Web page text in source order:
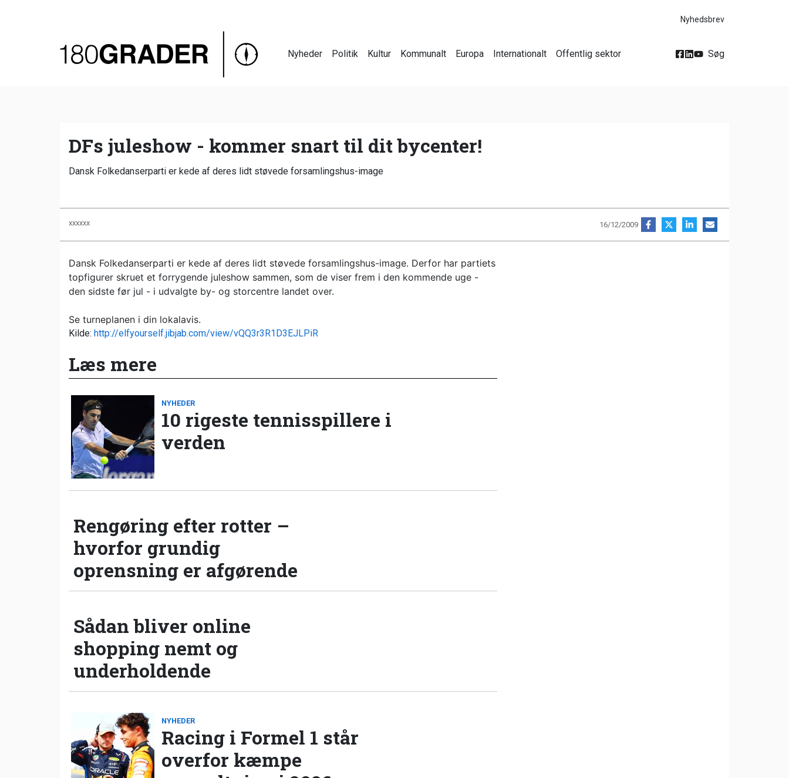
Nyhedsbrev
Nyheder Politik Kultur Kommunalt Europa Internationalt Offentlig sektor Søg
DFs juleshow - kommer snart til dit bycenter!
Dansk Folkedanserparti er kede af deres lidt støvede forsamlingshus-image
xxxxxx 16/12/2009
Dansk Folkedanserparti er kede af deres lidt støvede forsamlingshus-image. Derfor har partiets
topfigurer skruet et forrygende juleshow sammen, som de viser frem i den kommende uge -
den sidste før jul - i udvalgte by- og storcentre landet over.
Se turneplanen i din lokalavis.
Kilde: http://elfyourself.jibjab.com/view/vQQ3r3R1D3EJLPiR
Læs mere
NYHEDER
10 rigeste tennisspillere i
verden
Rengøring efter rotter –
hvorfor grundig
oprensning er afgørende
Sådan bliver online
shopping nemt og
underholdende
NYHEDER
Racing i Formel 1 står
overfor kæmpe